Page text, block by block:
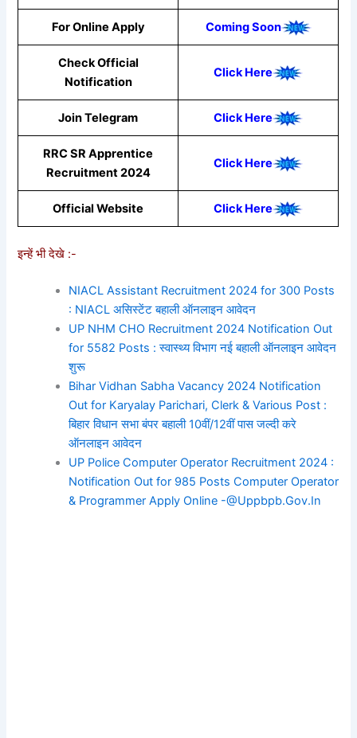
For Online Apply Coming Soon
Check Official
Notification
Click Here
Join Telegram Click Here
RRC SR Apprentice
Recruitment 2024
Click Here
Official Website Click Here
इन्हें भी देखे :-
NIACL Assistant Recruitment 2024 for 300 Posts
: NIACL असिस्टेंट बहाली ऑनलाइन आवेदन
UP NHM CHO Recruitment 2024 Notification Out
for 5582 Posts : स्वास्थ्य विभाग नई बहाली ऑनलाइन आवेदन
शुरू
Bihar Vidhan Sabha Vacancy 2024 Notification
Out for Karyalay Parichari, Clerk & Various Post :
बिहार विधान सभा बंपर बहाली 10वीं/12वीं पास जल्दी करे
ऑनलाइन आवेदन
UP Police Computer Operator Recruitment 2024 :
Notification Out for 985 Posts Computer Operator
& Programmer Apply Online -@Uppbpb.Gov.In